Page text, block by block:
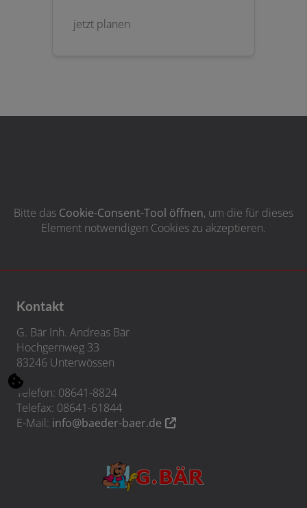
jetzt planen
Bitte das Cookie-Consent-Tool öffnen, um die für dieses
Element notwendigen Cookies zu akzeptieren.
Kontakt
G. Bär Inh. Andreas Bär
Hochgernweg 33
83246 Unterwössen
Telefon: 08641-8824
Telefax: 08641-61844
E-Mail: info@baeder-baer.de